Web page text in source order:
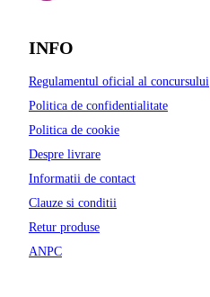
INFO
Regulamentul oficial al concursului
Politica de confidentialitate
Politica de cookie
Despre livrare
Informatii de contact
Clauze si conditii
Retur produse
ANPC